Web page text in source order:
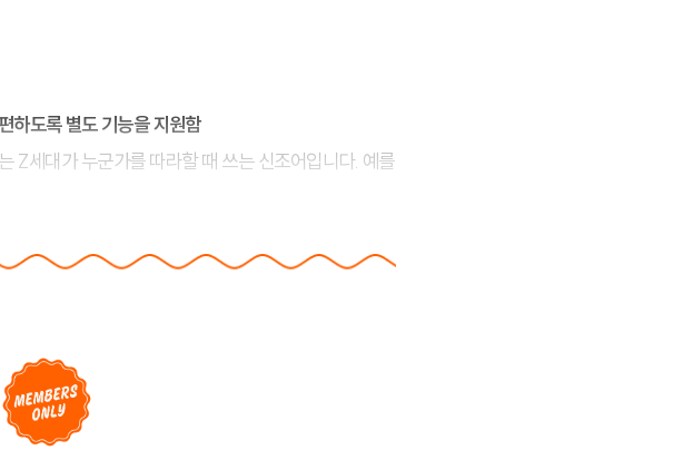
하도록 별도 기능을 지원함
Z세대가 누군가를 따라할 때 쓰는 신조어입니다. 예를